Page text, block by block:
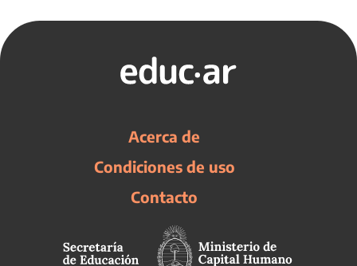
Acerca de
Condiciones de uso
Contacto